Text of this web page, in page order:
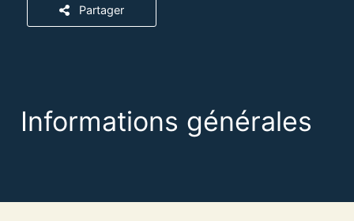
Partager
Informations générales